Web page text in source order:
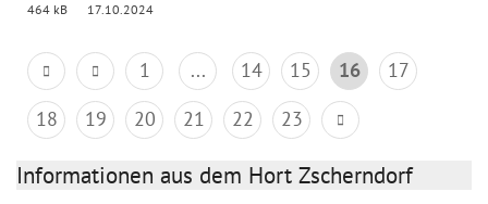
464 kB
17.10.2024
1 ... 14 15 16
17
18
19 20 21 22 23
Informationen aus dem Hort Zscherndorf